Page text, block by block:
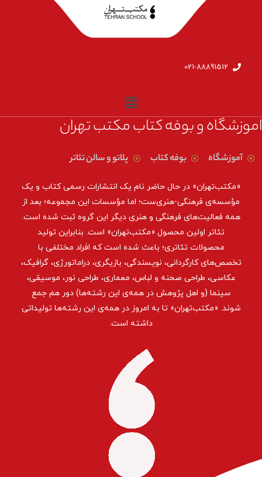
021-88891512
اموزشگاه و بوفه کتاب مکتب تهران
آموزشگاه بوفه کتاب پلاتو و سالن تئاتر
«مکتب‌تهران» در حال حاضر نام یک انتشارات رسمی کتاب و یک
مؤسسه‌ی فرهنگی-هنری‌ست؛ اما مؤسسات این مجموعه؛ بعد از
همه‌ فعالیت‌های فرهنگی و هنری دیگر این گروه ثبت شده است.
تئاتر اولین محصول «مکتب‌تهران» است. بنابراین تولید
محصولات تئاتری؛ باعث شده است که افراد مختلفی با
تخصص‌های کارگردانی، نویسندگی، بازیگری، دراماتورژی، گرافیک،
عکاسی، طراحی ‌صحنه و لباس، معماری، طراحی نور، موسیقی،
سینما (و اهل پژوهش در همه‌ی این رشته‌ها) دور هم جمع
شوند. «مکتب‌تهران» تا به امروز در همه‌ی این رشته‌ها تولیداتی
داشته است.